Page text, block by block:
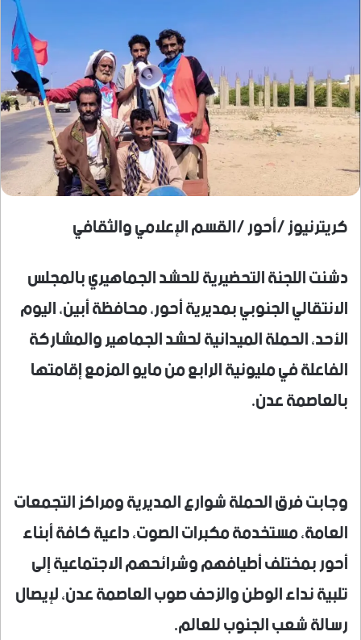
كريترنيوز /أحور /القسم الإعلامي والثقافي
دشنت اللجنة التحضيرية للحشد الجماهيري بالمجلس
الانتقالي الجنوبي بمديرية أحور، محافظة أبين، اليوم
الأحد، الحملة الميدانية لحشد الجماهير والمشاركة
الفاعلة في مليونية الرابع من مايو المزمع إقامتها
بالعاصمة عدن.
وجابت فرق الحملة شوارع المديرية ومراكز التجمعات
العامة، مستخدمة مكبرات الصوت، داعية كافة أبناء
أحور بمختلف أطيافهم وشرائحهم الاجتماعية إلى
تلبية نداء الوطن والزحف صوب العاصمة عدن، لإيصال
رسالة شعب الجنوب للعالم.